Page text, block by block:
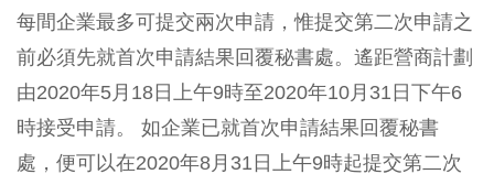
每間企業最多可提交兩次申請，惟提交第二次申請之
前必須先就首次申請結果回覆秘書處。遙距營商計劃
由2020年5月18日上午9時至2020年10月31日下午6
時接受申請。 如企業已就首次申請結果回覆秘書
處，便可以在2020年8月31日上午9時起提交第二次